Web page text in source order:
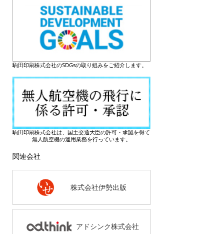
駒田印刷株式会社のSDGsの取り組みをご紹介します。
駒田印刷株式会社は、国土交通大臣の許可・承認を得て
無人航空機の運用業務を行っています。
関連会社
株式会社伊勢出版
アドシンク株式会社